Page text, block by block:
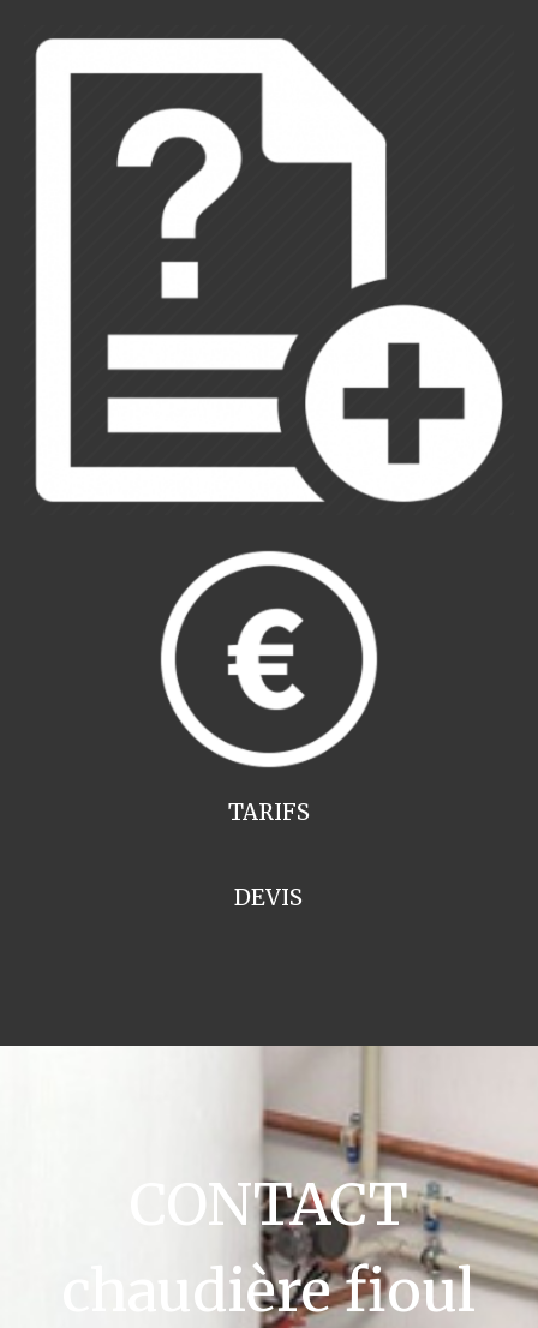
TARIFS
DEVIS
CONTACT
chaudière fioul